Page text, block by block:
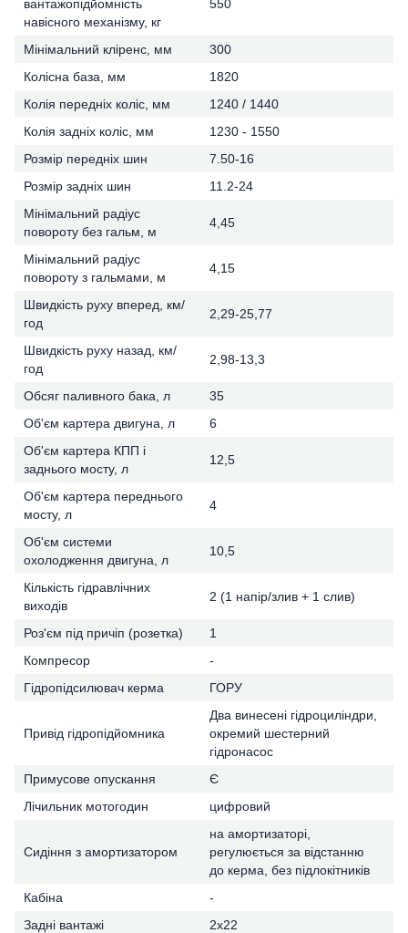
вантажопідйомність
навісного механізму, кг
550
Мінімальний кліренс, мм
300
Колісна база, мм
1820
Колія передніх коліс, мм
1240 / 1440
Колія задніх коліс, мм
1230 - 1550
Розмір передніх шин
7.50-16
Розмір задніх шин
11.2-24
Мінімальний радіус
повороту без гальм, м
4,45
Мінімальний радіус
повороту з гальмами, м
4,15
Швидкість руху вперед, км/
год
2,29-25,77
Швидкість руху назад, км/
год
2,98-13,3
Обсяг паливного бака, л
35
Об'єм картера двигуна, л
6
Об'єм картера КПП і
заднього мосту, л
12,5
Об'єм картера переднього
мосту, л
4
Об'єм системи
охолодження двигуна, л
10,5
Кількість гідравлічних
виходів
2 (1 напір/злив + 1 слив)
Роз'єм під причіп (розетка)
1
Компресор
-
Гідропідсилювач керма
ГОРУ
Привід гідропідйомника
Два винесені гідроциліндри,
окремий шестерний
гідронасос
Примусове опускання
Є
Лічильник мотогодин
цифровий
Сидіння з амортизатором
на амортизаторі,
регулюється за відстанню
до керма, без підлокітників
Кабіна
-
Задні вантажі
2х22